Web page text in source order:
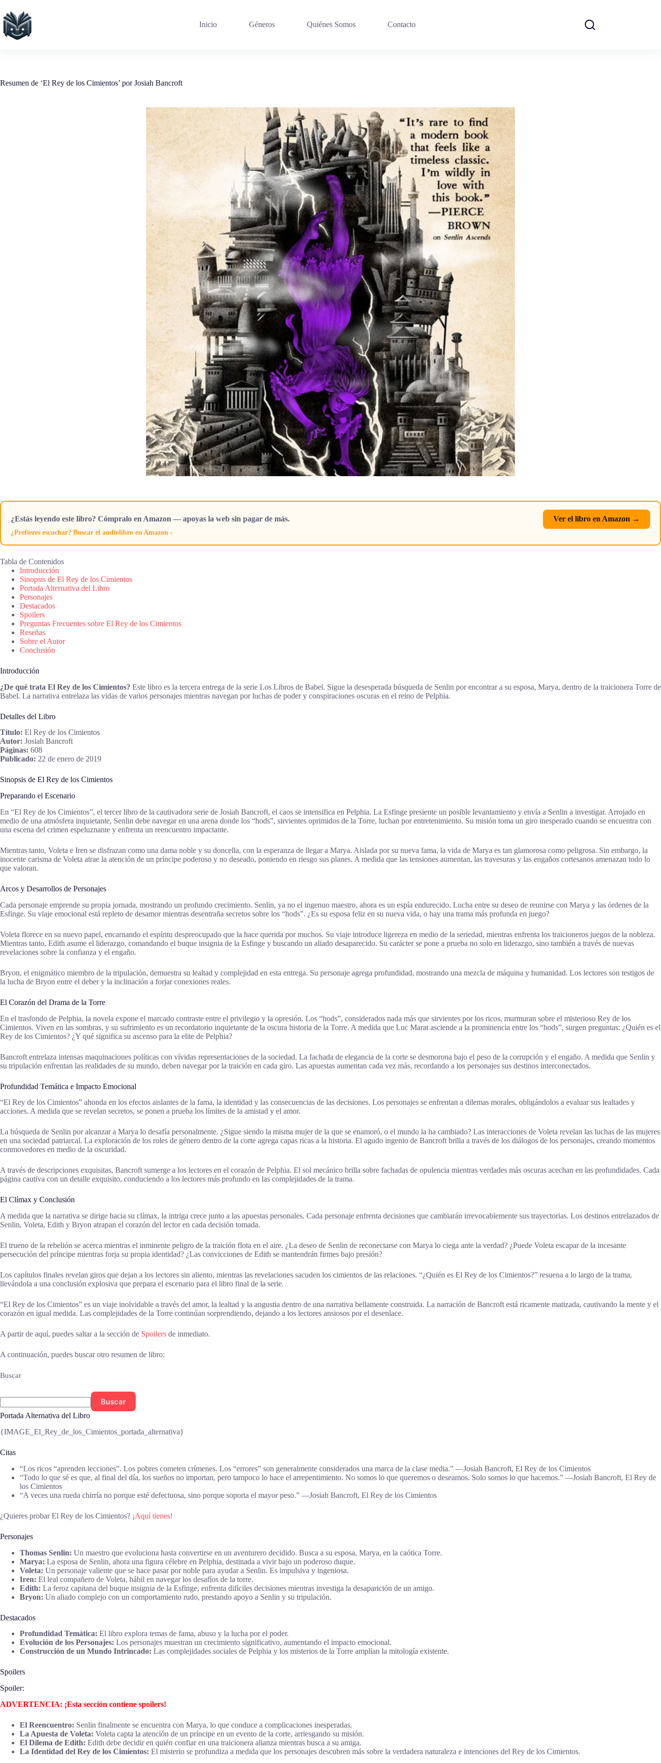
contenido
Inicio Géneros Quiénes Somos Contacto
Resumen de ‘El Rey de los Cimientos’ por Josiah Bancroft
¿Estás leyendo este libro? Cómpralo en Amazon — apoyas la web sin pagar de más. Ver el libro en Amazon →
¿Prefieres escuchar? Buscar el audiolibro en Amazon ›
Tabla de Contenidos
Introducción
Sinopsis de El Rey de los Cimientos
Portada Alternativa del Libro
Personajes
Destacados
Spoilers
Preguntas Frecuentes sobre El Rey de los Cimientos
Reseñas
Sobre el Autor
Conclusión
Introducción
¿De qué trata El Rey de los Cimientos? Este libro es la tercera entrega de la serie Los Libros de Babel. Sigue la desesperada búsqueda de Senlin por encontrar a su esposa, Marya, dentro de la traicionera Torre de
Babel. La narrativa entrelaza las vidas de varios personajes mientras navegan por luchas de poder y conspiraciones oscuras en el reino de Pelphia.
Detalles del Libro
Título: El Rey de los Cimientos
Autor: Josiah Bancroft
Páginas: 608
Publicado: 22 de enero de 2019
Sinopsis de El Rey de los Cimientos
Preparando el Escenario
En “El Rey de los Cimientos”, el tercer libro de la cautivadora serie de Josiah Bancroft, el caos se intensifica en Pelphia. La Esfinge presiente un posible levantamiento y envía a Senlin a investigar. Arrojado en
medio de una atmósfera inquietante, Senlin debe navegar en una arena donde los “hods”, sirvientes oprimidos de la Torre, luchan por entretenimiento. Su misión toma un giro inesperado cuando se encuentra con
una escena del crimen espeluznante y enfrenta un reencuentro impactante.
Mientras tanto, Voleta e Iren se disfrazan como una dama noble y su doncella, con la esperanza de llegar a Marya. Aislada por su nueva fama, la vida de Marya es tan glamorosa como peligrosa. Sin embargo, la
inocente carisma de Voleta atrae la atención de un príncipe poderoso y no deseado, poniendo en riesgo sus planes. A medida que las tensiones aumentan, las travesuras y las engaños cortesanos amenazan todo lo
que valoran.
Arcos y Desarrollos de Personajes
Cada personaje emprende su propia jornada, mostrando un profundo crecimiento. Senlin, ya no el ingenuo maestro, ahora es un espía endurecido. Lucha entre su deseo de reunirse con Marya y las órdenes de la
Esfinge. Su viaje emocional está repleto de desamor mientras desentraña secretos sobre los “hods”. ¿Es su esposa feliz en su nueva vida, o hay una trama más profunda en juego?
Voleta florece en su nuevo papel, encarnando el espíritu despreocupado que la hace querida por muchos. Su viaje introduce ligereza en medio de la seriedad, mientras enfrenta los traicioneros juegos de la nobleza.
Mientras tanto, Edith asume el liderazgo, comandando el buque insignia de la Esfinge y buscando un aliado desaparecido. Su carácter se pone a prueba no solo en liderazgo, sino también a través de nuevas
revelaciones sobre la confianza y el engaño.
Bryon, el enigmático miembro de la tripulación, demuestra su lealtad y complejidad en esta entrega. Su personaje agrega profundidad, mostrando una mezcla de máquina y humanidad. Los lectores son testigos de
la lucha de Bryon entre el deber y la inclinación a forjar conexiones reales.
El Corazón del Drama de la Torre
En el trasfondo de Pelphia, la novela expone el marcado contraste entre el privilegio y la opresión. Los “hods”, considerados nada más que sirvientes por los ricos, murmuran sobre el misterioso Rey de los
Cimientos. Viven en las sombras, y su sufrimiento es un recordatorio inquietante de la oscura historia de la Torre. A medida que Luc Marat asciende a la prominencia entre los “hods”, surgen preguntas: ¿Quién es el
Rey de los Cimientos? ¿Y qué significa su ascenso para la elite de Pelphia?
Bancroft entrelaza intensas maquinaciones políticas con vívidas representaciones de la sociedad. La fachada de elegancia de la corte se desmorona bajo el peso de la corrupción y el engaño. A medida que Senlin y
su tripulación enfrentan las realidades de su mundo, deben navegar por la traición en cada giro. Las apuestas aumentan cada vez más, recordando a los personajes sus destinos interconectados.
Profundidad Temática e Impacto Emocional
“El Rey de los Cimientos” ahonda en los efectos aislantes de la fama, la identidad y las consecuencias de las decisiones. Los personajes se enfrentan a dilemas morales, obligándolos a evaluar sus lealtades y
acciones. A medida que se revelan secretos, se ponen a prueba los límites de la amistad y el amor.
La búsqueda de Senlin por alcanzar a Marya lo desafía personalmente. ¿Sigue siendo la misma mujer de la que se enamoró, o el mundo la ha cambiado? Las interacciones de Voleta revelan las luchas de las mujeres
en una sociedad patriarcal. La exploración de los roles de género dentro de la corte agrega capas ricas a la historia. El agudo ingenio de Bancroft brilla a través de los diálogos de los personajes, creando momentos
conmovedores en medio de la oscuridad.
A través de descripciones exquisitas, Bancroft sumerge a los lectores en el corazón de Pelphia. El sol mecánico brilla sobre fachadas de opulencia mientras verdades más oscuras acechan en las profundidades. Cada
página cautiva con un detalle exquisito, conduciendo a los lectores más profundo en las complejidades de la trama.
El Clímax y Conclusión
A medida que la narrativa se dirige hacia su clímax, la intriga crece junto a las apuestas personales. Cada personaje enfrenta decisiones que cambiarán irrevocablemente sus trayectorias. Los destinos entrelazados de
Senlin, Voleta, Edith y Bryon atrapan el corazón del lector en cada decisión tomada.
El trueno de la rebelión se acerca mientras el inminente peligro de la traición flota en el aire. ¿La deseo de Senlin de reconectarse con Marya lo ciega ante la verdad? ¿Puede Voleta escapar de la incesante
persecución del príncipe mientras forja su propia identidad? ¿Las convicciones de Edith se mantendrán firmes bajo presión?
Los capítulos finales revelan giros que dejan a los lectores sin aliento, mientras las revelaciones sacuden los cimientos de las relaciones. “¿Quién es El Rey de los Cimientos?” resuena a lo largo de la trama,
llevándola a una conclusión explosiva que prepara el escenario para el libro final de la serie.
“El Rey de los Cimientos” es un viaje inolvidable a través del amor, la lealtad y la angustia dentro de una narrativa bellamente construida. La narración de Bancroft está ricamente matizada, cautivando la mente y el
corazón en igual medida. Las complejidades de la Torre continúan sorprendiendo, dejando a los lectores ansiosos por el desenlace.
A partir de aquí, puedes saltar a la sección de Spoilers de inmediato.
A continuación, puedes buscar otro resumen de libro:
Buscar
Buscar
Portada Alternativa del Libro
{IMAGE_El_Rey_de_los_Cimientos_portada_alternativa}
Citas
“Los ricos “aprenden lecciones”. Los pobres cometen crímenes. Los “errores” son generalmente considerados una marca de la clase media.” ―Josiah Bancroft, El Rey de los Cimientos
“Todo lo que sé es que, al final del día, los sueños no importan, pero tampoco lo hace el arrepentimiento. No somos lo que queremos o deseamos. Solo somos lo que hacemos.” ―Josiah Bancroft, El Rey de
los Cimientos
“A veces una rueda chirría no porque esté defectuosa, sino porque soporta el mayor peso.” ―Josiah Bancroft, El Rey de los Cimientos
¿Quieres probar El Rey de los Cimientos? ¡Aquí tienes!
Personajes
Thomas Senlin: Un maestro que evoluciona hasta convertirse en un aventurero decidido. Busca a su esposa, Marya, en la caótica Torre.
Marya: La esposa de Senlin, ahora una figura célebre en Pelphia, destinada a vivir bajo un poderoso duque.
Voleta: Un personaje valiente que se hace pasar por noble para ayudar a Senlin. Es impulsiva y ingeniosa.
Iren: El leal compañero de Voleta, hábil en navegar los desafíos de la torre.
Edith: La feroz capitana del buque insignia de la Esfinge, enfrenta difíciles decisiones mientras investiga la desaparición de un amigo.
Bryon: Un aliado complejo con un comportamiento rudo, prestando apoyo a Senlin y su tripulación.
Destacados
Profundidad Temática: El libro explora temas de fama, abuso y la lucha por el poder.
Evolución de los Personajes: Los personajes muestran un crecimiento significativo, aumentando el impacto emocional.
Construcción de un Mundo Intrincado: Las complejidades sociales de Pelphia y los misterios de la Torre amplían la mitología existente.
Spoilers
Spoiler:
ADVERTENCIA: ¡Esta sección contiene spoilers!
El Reencuentro: Senlin finalmente se encuentra con Marya, lo que conduce a complicaciones inesperadas.
La Apuesta de Voleta: Voleta capta la atención de un príncipe en un evento de la corte, arriesgando su misión.
El Dilema de Edith: Edith debe decidir en quién confiar en una traicionera alianza mientras busca a su amiga.
La Identidad del Rey de los Cimientos: El misterio se profundiza a medida que los personajes descubren más sobre la verdadera naturaleza e intenciones del Rey de los Cimientos.